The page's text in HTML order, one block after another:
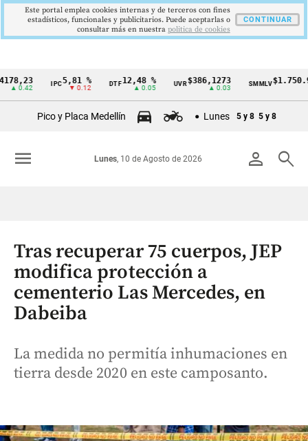
Cintillo
Colombia
IPC 5,81 %
▼ 0.12
DTF 12,48 %
▲ 0.05
UVR $386,1273
▲ 0.03
SMMLV$1.750.905
Pico y Placa Medellín Lunes 5 y 8 5 y 8
person search
Lunes, 10 de Agosto de 2026
menu
Tras recuperar 75 cuerpos, JEP
modifica protección a
cementerio Las Mercedes, en
Dabeiba
La medida no permitía inhumaciones en
tierra desde 2020 en este camposanto.
Este portal emplea cookies internas y de terceros con fines
estadísticos, funcionales y publicitarios. Puede aceptarlas o
consultar más en nuestra politica de cookies
CONTINUAR